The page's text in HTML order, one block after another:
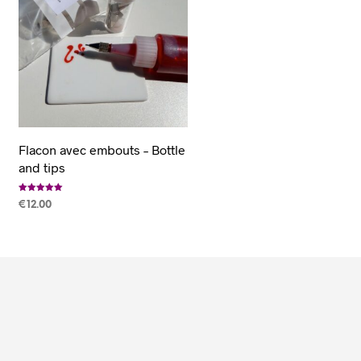
Flacon avec embouts – Bottle
and tips
Note
5.00
€ 12.00